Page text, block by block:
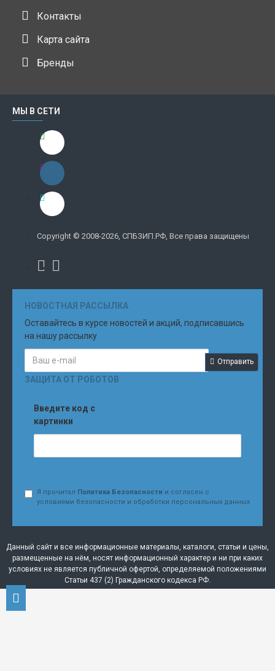
Контакты
Карта сайта
Бренды
МЫ В СЕТИ
Copyright © 2008-2026, СПБЗИП.РФ, Все права защищены
НОВОСТНАЯ РАССЫЛКА
Оставайтесь в курсе новостей и акций, подписавшись
на нашу рассылку
Отправить
ЗАЩИТА ОТ РОБОТОВ
Введите код с
картинки
Я прочитал Политика Безопасности и согласен с
условиями безопасности и обработки персональных данных
Данный сайт и все информационные материалы, каталоги, статьи и цены,
размещенные на нём, носят информационный характер и ни при каких
условиях не является публичной офертой, определяемой положениями
Статьи 437 (2) Гражданского кодекса РФ.